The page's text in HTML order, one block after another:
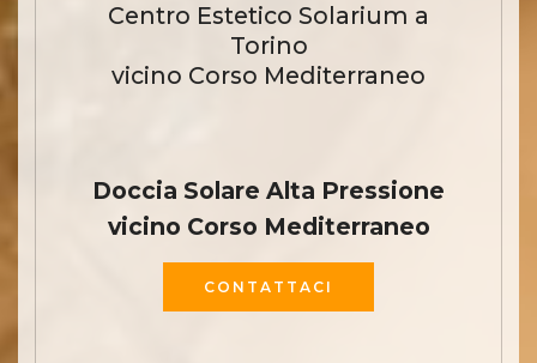
Centro Estetico Solarium a
Torino
vicino Corso Mediterraneo
Doccia Solare Alta Pressione
vicino Corso Mediterraneo
CONTATTACI